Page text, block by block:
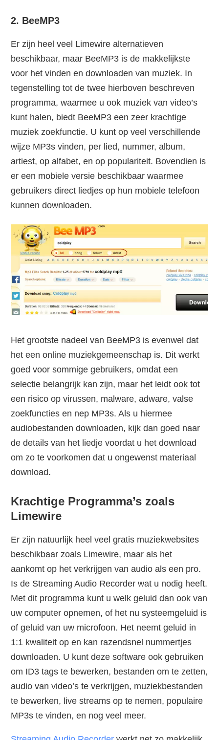
2. BeeMP3
Er zijn heel veel Limewire alternatieven
beschikbaar, maar BeeMP3 is de makkelijkste
voor het vinden en downloaden van muziek. In
tegenstelling tot de twee hierboven beschreven
programma, waarmee u ook muziek van video’s
kunt halen, biedt BeeMP3 een zeer krachtige
muziek zoekfunctie. U kunt op veel verschillende
wijze MP3s vinden, per lied, nummer, album,
artiest, op alfabet, en op populariteit. Bovendien is
er een mobiele versie beschikbaar waarmee
gebruikers direct liedjes op hun mobiele telefoon
kunnen downloaden.
Het grootste nadeel van BeeMP3 is evenwel dat
het een online muziekgemeenschap is. Dit werkt
goed voor sommige gebruikers, omdat een
selectie belangrijk kan zijn, maar het leidt ook tot
een risico op virussen, malware, adware, valse
zoekfuncties en nep MP3s. Als u hiermee
audiobestanden downloaden, kijk dan goed naar
de details van het liedje voordat u het download
om zo te voorkomen dat u ongewenst materiaal
download.
Krachtige Programma’s zoals
Limewire
Er zijn natuurlijk heel veel gratis muziekwebsites
beschikbaar zoals Limewire, maar als het
aankomt op het verkrijgen van audio als een pro.
Is de Streaming Audio Recorder wat u nodig heeft.
Met dit programma kunt u welk geluid dan ook van
uw computer opnemen, of het nu systeemgeluid is
of geluid van uw microfoon. Het neemt geluid in
1:1 kwaliteit op en kan razendsnel nummertjes
downloaden. U kunt deze software ook gebruiken
om ID3 tags te bewerken, bestanden om te zetten,
audio van video’s te verkrijgen, muziekbestanden
te bewerken, live streams op te nemen, populaire
MP3s te vinden, en nog veel meer.